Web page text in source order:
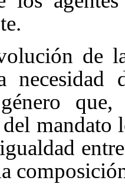
de
mandato